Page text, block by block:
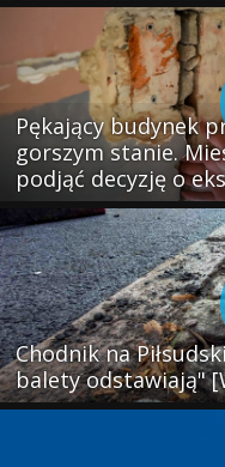
Pękający budynek
gorszym stanie.
podjąć decyzję o
Chodnik na
balety odstawiają"